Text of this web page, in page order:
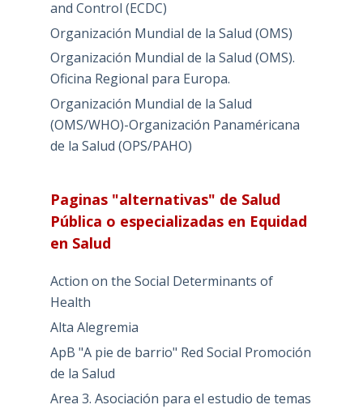
and Control (ECDC)
Organización Mundial de la Salud (OMS)
Organización Mundial de la Salud (OMS).
Oficina Regional para Europa.
Organización Mundial de la Salud
(OMS/WHO)-Organización Panaméricana
de la Salud (OPS/PAHO)
Paginas "alternativas" de Salud
Pública o especializadas en Equidad
en Salud
Action on the Social Determinants of
Health
Alta Alegremia
ApB "A pie de barrio" Red Social Promoción
de la Salud
Area 3. Asociación para el estudio de temas